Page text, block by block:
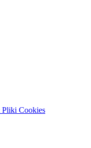
Cookies